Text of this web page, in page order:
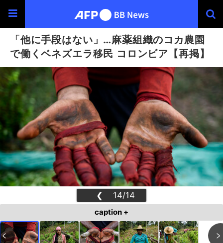
「他に手段はない」…麻薬組織のコカ農園
で働くベネズエラ移民 コロンビア【再掲】
❮
14/14
❯
caption +